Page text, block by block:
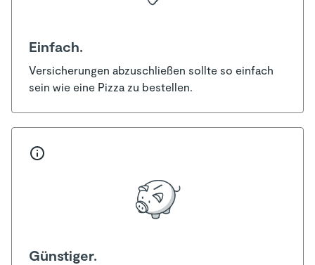
Einfach.
Versicherungen abzuschließen sollte so einfach
sein wie eine Pizza zu bestellen.
Günstiger.